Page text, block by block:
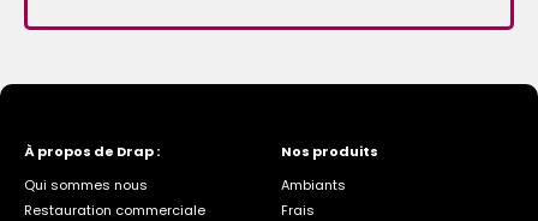
À propos de Drap :
Qui sommes nous
Restauration commerciale
Nos produits
Ambiants
Frais